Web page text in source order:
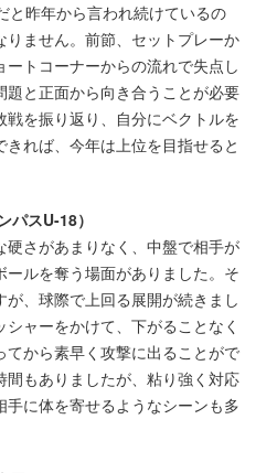
と昨年から言われ続けているの
ません。前節、セットプレーか
トコーナーからの流れで失点し
題と正面から向き合うことが必要
を振り返り、自分にベクトルを
れば、今年は上位を目指せると
パスU-18）
さがあまりなく、中盤で相手が
ルを奪う場面がありました。そ
、球際で上回る展開が続きまし
ャーをかけて、下がることなく
から素早く攻撃に出ることがで
間もありましたが、粘り強く対応
手に体を寄せるようなシーンも多